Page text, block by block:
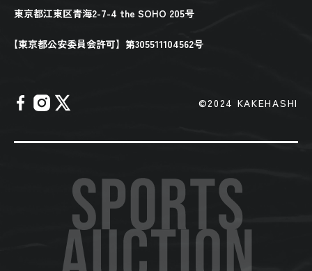
東京都江東区青海2-7-4 the SOHO 205号
【東京都公安委員会許可】第305511104562号
©︎2024 KAKEHASHI